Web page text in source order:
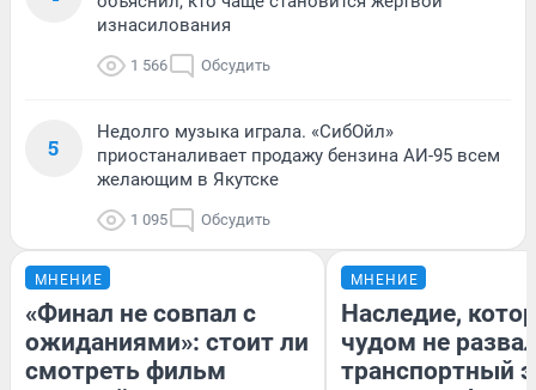
изнасилования
1 566 Обсудить
5
Недолго музыка играла. «СибОйл»
приостаналивает продажу бензина АИ-95 всем
желающим в Якутске
1 095 Обсудить
МНЕНИЕ
«Финал не совпал с
ожиданиями»: стоит ли
смотреть фильм
МНЕНИЕ
Наследие,
чудом не
транспортный